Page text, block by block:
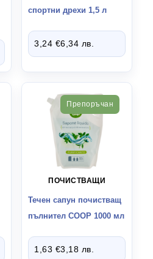
спортни дрехи 1,5 л
3,24 €6,34 лв.
Препоръчан
ПОЧИСТВАЩИ
Течен сапун почистващ
пълнител COOP 1000 мл
1,63 €3,18 лв.